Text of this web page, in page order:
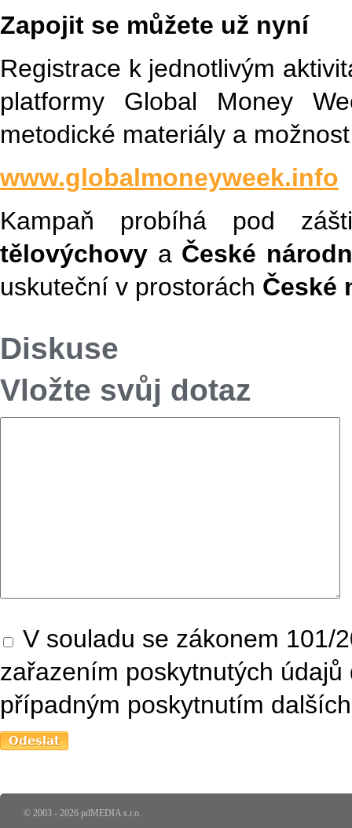
Zapojit se můžete už nyní
Registrace k jednotlivým
platformy Global Money
metodické materiály a
www.globalmoneyweek.info
Kampaň probíhá pod
tělovýchovy a České
uskuteční v prostorách České
Diskuse
Vložte svůj dotaz
V souladu se zákonem 101/
zařazením poskytnutých
případným poskytnutím
© 2003 - 2026 pdMEDIA s.r.o.